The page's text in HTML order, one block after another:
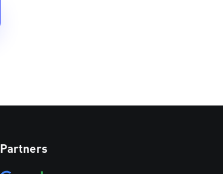
Partners